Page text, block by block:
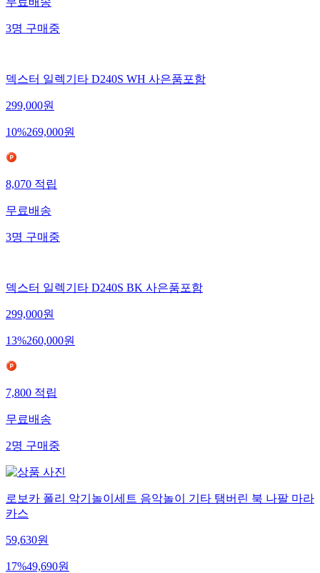
3명 구매중
덱스터 일렉기타 D240S WH 사은품포함
299,000원
10%269,000원
8,070 적립
무료배송
3명 구매중
덱스터 일렉기타 D240S BK 사은품포함
299,000원
13%260,000원
7,800적립
무료배송
2명구매중
로보카 폴리 악기놀이세트 음악놀이 기타 탬버린 북 나팔 마라
카스
59,630원
17%49,690원